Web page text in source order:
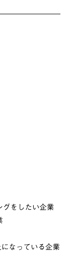
をしたい企業
なっている企業